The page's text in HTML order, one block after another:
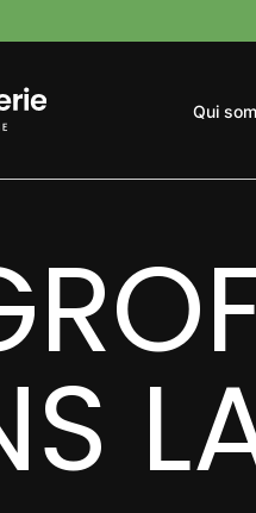
Qui
Agroforesterie Péyi